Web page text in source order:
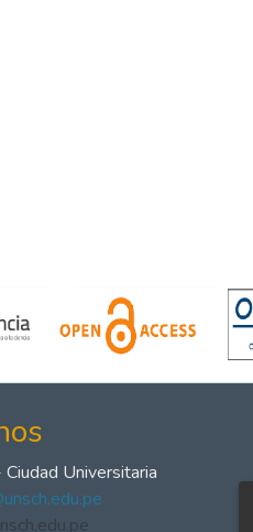
Universitaria